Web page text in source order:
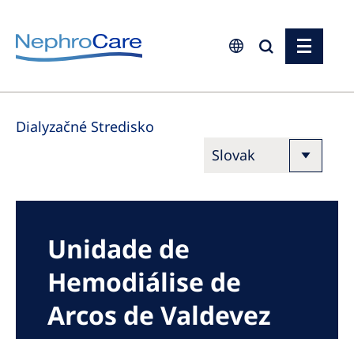
Europe
Czech Republic
Italy
Netherlands
Poland
Dialyzačné Stredisko
Unidade de
Hemodiálise de
Arcos de Valdevez